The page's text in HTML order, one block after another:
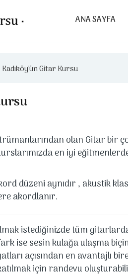
ANA SAYFA
Kadıköy'ün Gitar Kursu
olan Gitar bir
en iyi
düzeni aynıdır , akustik
akordlanır.
istediğinizde tüm
ise sesin kulağa ulaşma
açısından en avantajlı
için randevu